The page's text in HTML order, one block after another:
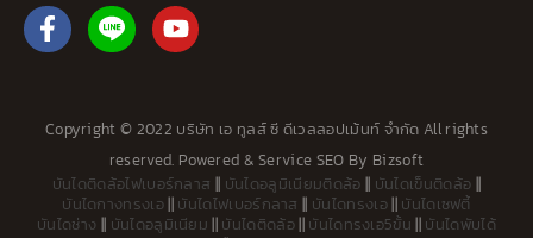
F
a
b
o
o
k
-
Y
o
u
b
e
Copyright © 2022 บริษัท เอ ทูลส์ ซี ดีเวลลอปเม้นท์ จำกัด All rights
reserved. Powered &Service SEO By Bizsoft
บันไดติดล้อไฟเบอร์กลาส || บันไดอลูมิเนียมติดล้อ || บันไดเข็นติดล้อ ||
บันไดกางทรงเอ || บันไดไฟเบอร์กลาส || บันไดทรงเอ|| บันไดเซฟตี้
บันไดช่าง || บันไดอลูมิเนียม || บันไดติดล้อ|| บันไดทรงเอ5ขั้น || บันไดพับได้